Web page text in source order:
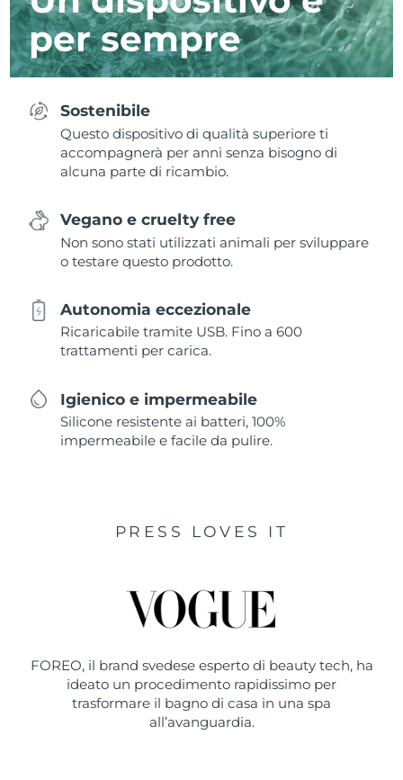
per sempre
Sostenibile
Questo dispositivo di qualità superiore ti
accompagnerà per anni senza bisogno di
alcuna parte di ricambio.
Vegano e cruelty free
Non sono stati utilizzati animali per sviluppare
o testare questo prodotto.
Autonomia eccezionale
Ricaricabile tramite USB. Fino a 600
trattamenti per carica.
Igienico e impermeabile
Silicone resistente ai batteri, 100%
impermeabile e facile da pulire.
PRESS LOVES IT
FOREO, il brand svedese esperto di beauty tech, ha
ideato un procedimento rapidissimo per
trasformare il bagno di casa in una spa
all’avanguardia.